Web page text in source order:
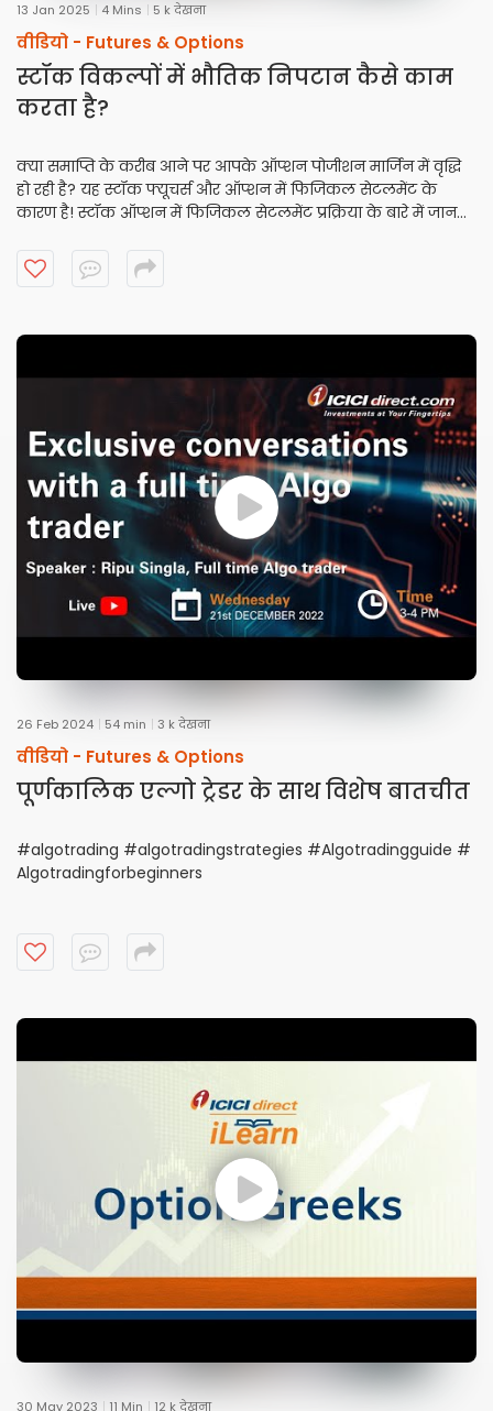
13 Jan 2025 4 Mins 5 k देखना
वीडियो - Futures & Options
स्टॉक विकल्पों में भौतिक निपटान कैसे काम
करता है?
क्या समाप्ति के करीब आने पर आपके ऑप्शन पोजीशन मार्जिन में वृद्धि
हो रही है? यह स्टॉक फ्यूचर्स और ऑप्शन में फिजिकल सेटलमेंट के
कारण है! स्टॉक ऑप्शन में फिजिकल सेटलमेंट प्रक्रिया के बारे में जानने
26 Feb 2024 54 min 3 k देखना
वीडियो - Futures & Options
पूर्णकालिक एल्गो ट्रेडर के साथ विशेष बातचीत
#algotrading #algotradingstrategies #Algotradingguide #
Algotradingforbeginners
30 May 2023 11 Min 12 k देखना